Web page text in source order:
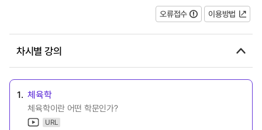
오류접수 이용방법
차시별 강의
1. 체육학
체육학이란 어떤 학문인가?
URL